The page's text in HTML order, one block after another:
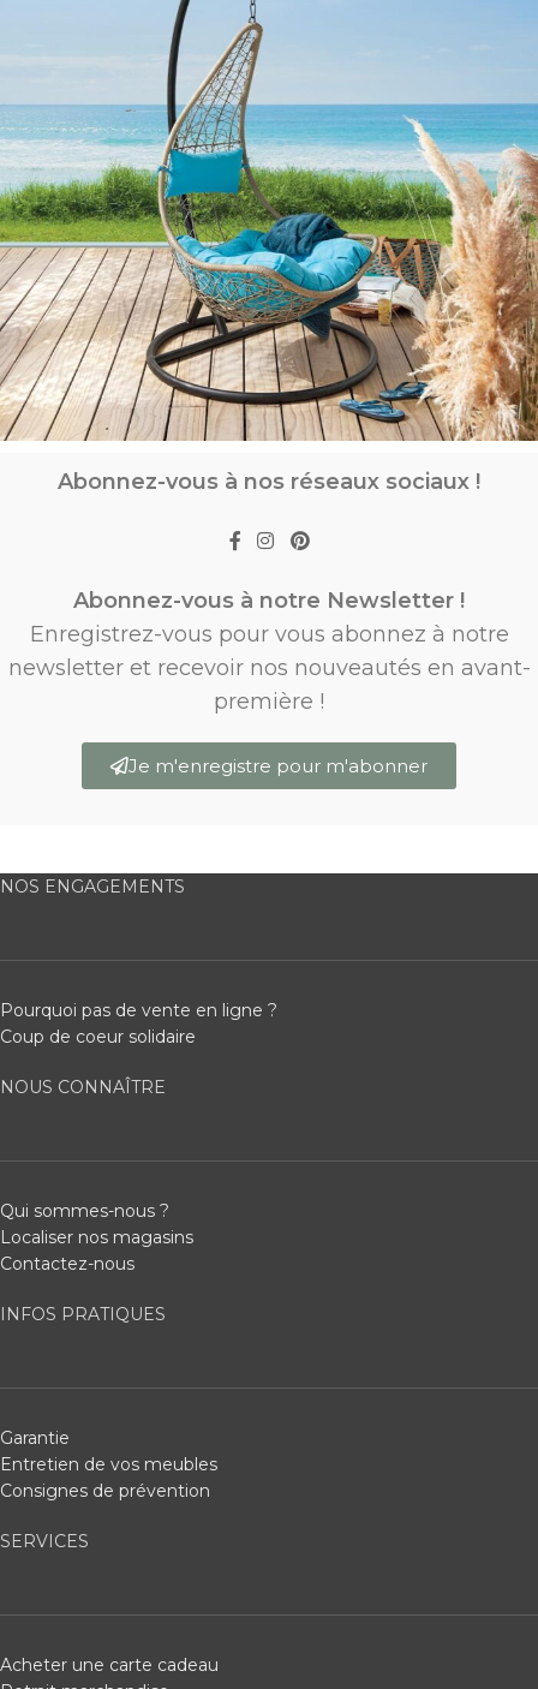
Abonnez-vous à nos réseaux sociaux !
Abonnez-vous à notre Newsletter !
Enregistrez-vous pour vous abonnez à notre
newsletter et recevoir nos nouveautés en avant-
première !
Je m'enregistre pour m'abonner
NOS ENGAGEMENTS
Pourquoi pas de vente en ligne ?
Coup de coeur solidaire
NOUS CONNAÎTRE
Qui sommes-nous ?
Localiser nos magasins
Contactez-nous
INFOS PRATIQUES
Garantie
Entretien de vos meubles
Consignes de prévention
SERVICES
Acheter une carte cadeau